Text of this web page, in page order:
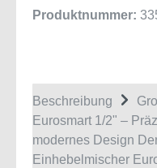
Produktnummer:
Beschreibung
Eurosmart 1/2" –
modernes Design
Einhebelmischer